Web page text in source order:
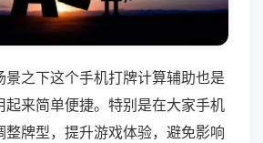
景之下这个手机打牌计算辅助也是
起来简单便捷。特别是在大家手机
整牌型，提升游戏体验，避免影响